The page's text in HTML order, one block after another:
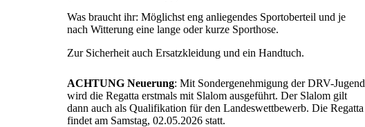
Was braucht ihr: Möglichst eng anliegendes Sportoberteil und je
nach Witterung eine lange oder kurze Sporthose.
Zur Sicherheit auch Ersatzkleidung und ein Handtuch.
ACHTUNG Neuerung: Mit Sondergenehmigung der DRV-Jugend
wird die Regatta erstmals mit Slalom ausgeführt. Der Slalom gilt
dann auch als Qualifikation für den Landeswettbewerb. Die Regatta
findet am Samstag, 02.05.2026 statt.